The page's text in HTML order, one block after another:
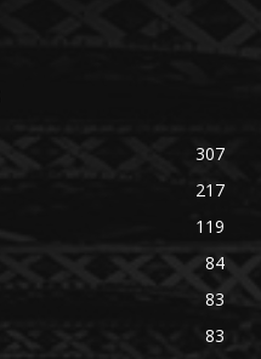
307
217
119
84
83
83